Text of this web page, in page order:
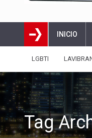
INICIO
LGBTI
Tag